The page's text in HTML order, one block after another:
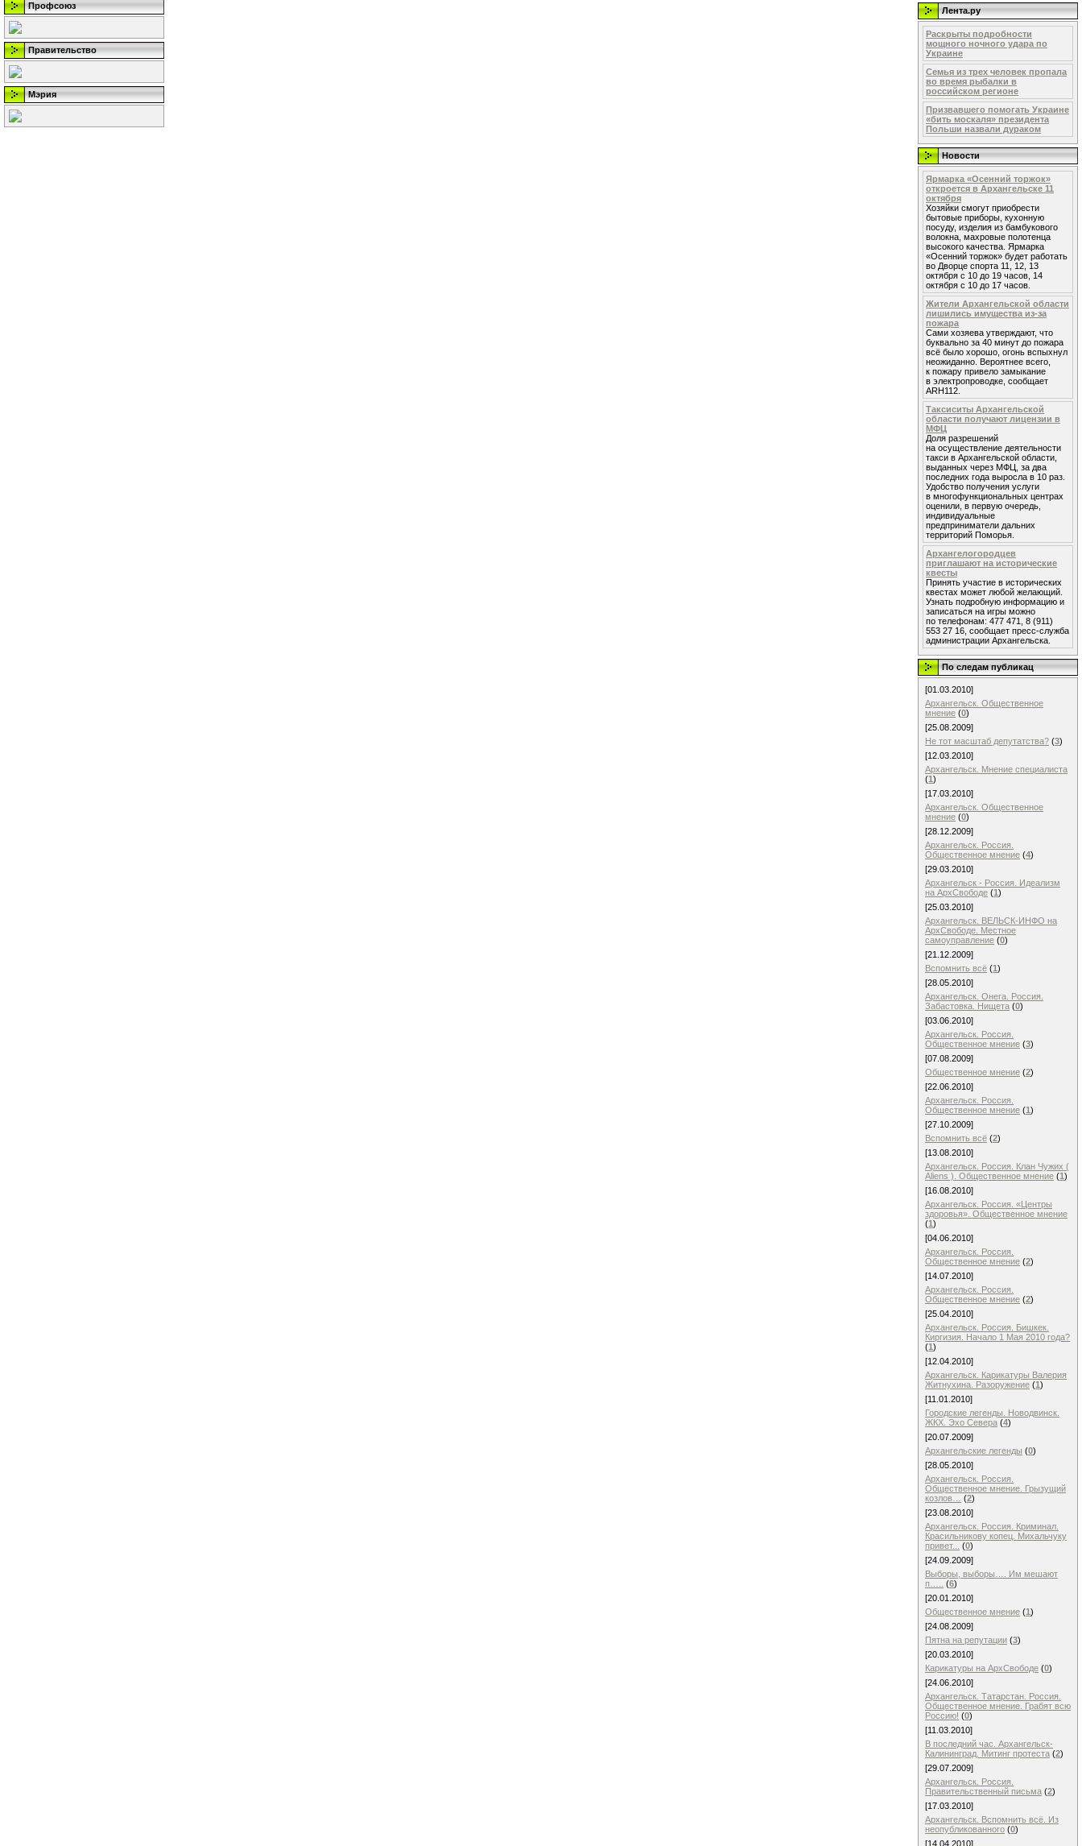
Профсоюз
Правительство
Мэрия
Лента.ру
Раскрыты подробности
мощного ночного удара по
Украине
Семья из трех человек пропала
во время рыбалки в
российском регионе
Призвавшего помогать Украине
«бить москаля» президента
Польши назвали дураком
Новости
Ярмарка «Осенний торжок»
откроется в Архангельске 11
октября
Хозяйки смогут приобрести
бытовые приборы, кухонную
посуду, изделия из бамбукового
волокна, махровые полотенца
высокого качества. Ярмарка
«Осенний торжок» будет работать
во Дворце спорта 11, 12, 13
октября с 10 до 19 часов, 14
октября с 10 до 17 часов.
Жители Архангельской области
лишились имущества из-за
пожара
Сами хозяева утверждают, что
буквально за 40 минут до пожара
всё было хорошо, огонь вспыхнул
неожиданно. Вероятнее всего,
к пожару привело замыкание
в электропроводке, сообщает
ARH112.
Таксиситы Архангельской
области получают лицензии в
МФЦ
Доля разрешений
на осуществление деятельности
такси в Архангельской области,
выданных через МФЦ, за два
последних года выросла в 10 раз.
Удобство получения услуги
в многофункциональных центрах
оценили, в первую очередь,
индивидуальные
предприниматели дальних
территорий Поморья.
Архангелогородцев
приглашают на исторические
квесты
Принять участие в исторических
квестах может любой желающий.
Узнать подробную информацию и
записаться на игры можно
по телефонам: 477 471, 8 (911)
553 27 16, сообщает пресс-служба
администрации Архангельска.
По следам публикац
[01.03.2010]
Архангельск. Общественное
мнение (0)
[25.08.2009]
Не тот масштаб депутатства? (3)
[12.03.2010]
Архангельск. Мнение специалиста
(1)
[17.03.2010]
Архангельск. Общественное
мнение (0)
[28.12.2009]
Архангельск. Россия.
Общественное мнение (4)
[29.03.2010]
Архангельск - Россия. Идеализм
на АрхСвободе (1)
[25.03.2010]
Архангельск. ВЕЛЬСК-ИНФО на
АрхСвободе. Местное
самоуправление (0)
[21.12.2009]
Вспомнить всё (1)
[28.05.2010]
Архангельск. Онега. Россия.
Забастовка. Нищета (0)
[03.06.2010]
Архангельск. Россия.
Общественное мнение (3)
[07.08.2009]
Общественное мнение (2)
[22.06.2010]
Архангельск. Россия.
Общественное мнение (1)
[27.10.2009]
Вспомнить всё (2)
[13.08.2010]
Архангельск. Россия. Клан Чужих (
Aliens ). Общественное мнение (1)
[16.08.2010]
Архангельск. Россия. «Центры
здоровья». Общественное мнение
(1)
[04.06.2010]
Архангельск. Россия.
Общественное мнение (2)
[14.07.2010]
Архангельск. Россия.
Общественное мнение (2)
[25.04.2010]
Архангельск. Россия. Бишкек.
Киргизия. Начало 1 Мая 2010 года?
(1)
[12.04.2010]
Архангельск. Карикатуры Валерия
Житнухина. Разоружение (1)
[11.01.2010]
Городские легенды. Новодвинск.
ЖКХ. Эхо Севера (4)
[20.07.2009]
Архангельские легенды (0)
[28.05.2010]
Архангельск. Россия.
Общественное мнение. Грызущий
козлов…
(2)
[23.08.2010]
Архангельск. Россия. Криминал.
Красильникову копец. Михальчуку
привет...
(0)
[24.09.2009]
Выборы, выборы…. Им мешают
п…..
(6)
[20.01.2010]
Общественное мнение (1)
[24.08.2009]
Пятна на репутации (3)
[20.03.2010]
Карикатуры на АрхСвободе (0)
[24.06.2010]
Архангельск. Татарстан. Россия.
Общественное мнение. Грабят всю
Россию! (0)
[11.03.2010]
В последний час. Архангельск-
Калининград. Митинг протеста (2)
[29.07.2009]
Архангельск. Россия.
Правительственный письма (2)
[17.03.2010]
Архангельск. Вспомнить всё. Из
неопубликованного (0)
[14.04.2010]